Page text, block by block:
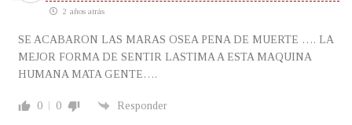
2 años atrás
SE ACABARON LAS MARAS OSEA PENA DE MUERTE …. LA
MEJOR FORMA DE SENTIR LASTIMA A ESTA MAQUINA
HUMANA MATA GENTE….
0 0 Responder